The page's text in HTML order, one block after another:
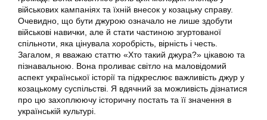
військових кампаніях та їхній внесок у козацьку справу.
Очевидно, що бути джурою означало не лише здобути
військові навички, але й стати частиною згуртованої
спільноти, яка цінувала хоробрість, вірність і честь.
Загалом, я вважаю статтю «Хто такий джура?» цікавою та
пізнавальною. Вона проливає світло на маловідомий
аспект української історії та підкреслює важливість джур у
козацькому суспільстві. Я вдячний за можливість дізнатися
про цю захоплюючу історичну постать та її значення в
українській культурі.